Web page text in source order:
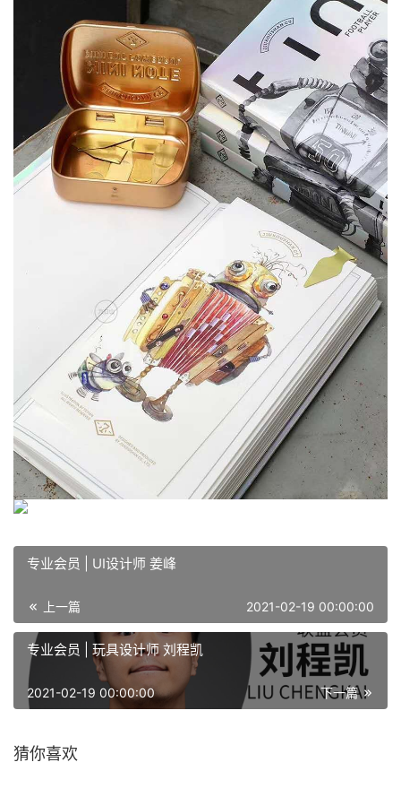
专业会员 | UI设计师 姜峰
上一篇 2021-02-19 00:00:00
专业会员 | 玩具设计师 刘程凯
下一篇
2021-02-19 00:00:00
猜你喜欢